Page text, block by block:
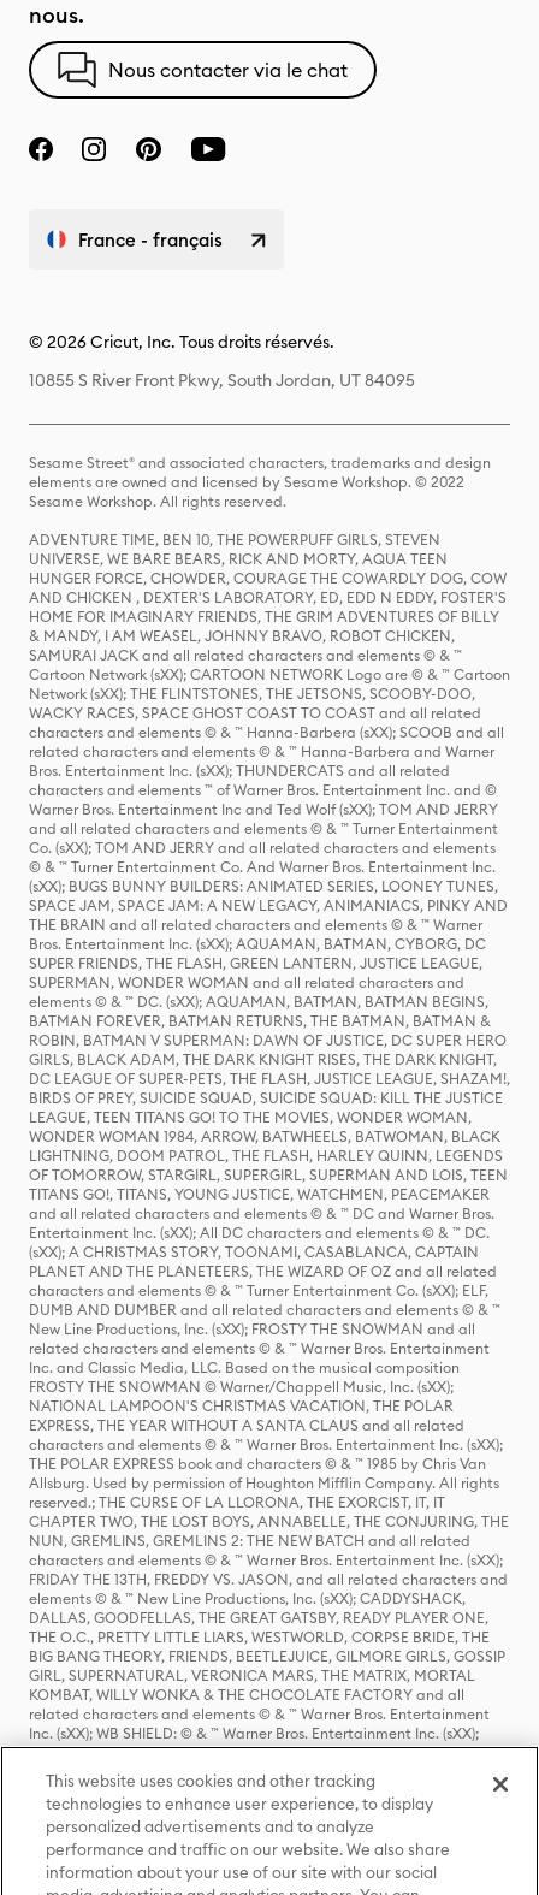
nous.
Nous contacter via le chat
France - français
© 2026 Cricut, Inc. Tous droits réservés.
10855 S River Front Pkwy, South Jordan, UT 84095
Sesame Street® and associated characters, trademarks and design
elements are owned and licensed by Sesame Workshop. © 2022
Sesame Workshop. All rights reserved.
ADVENTURE TIME, BEN 10, THE POWERPUFF GIRLS, STEVEN
UNIVERSE, WE BARE BEARS, RICK AND MORTY, AQUA TEEN
HUNGER FORCE, CHOWDER, COURAGE THE COWARDLY DOG, COW
AND CHICKEN , DEXTER'S LABORATORY, ED, EDD N EDDY, FOSTER'S
HOME FOR IMAGINARY FRIENDS, THE GRIM ADVENTURES OF BILLY
& MANDY, I AM WEASEL, JOHNNY BRAVO, ROBOT CHICKEN,
SAMURAI JACK and all related characters and elements © & ™
Cartoon Network (sXX); CARTOON NETWORK Logo are © & ™ Cartoon
Network (sXX); THE FLINTSTONES, THE JETSONS, SCOOBY-DOO,
WACKY RACES, SPACE GHOST COAST TO COAST and all related
characters and elements © & ™ Hanna-Barbera (sXX); SCOOB and all
related characters and elements © & ™ Hanna-Barbera and Warner
Bros. Entertainment Inc. (sXX); THUNDERCATS and all related
characters and elements ™ of Warner Bros. Entertainment Inc. and ©
Warner Bros. Entertainment Inc and Ted Wolf (sXX); TOM AND JERRY
and all related characters and elements © & ™ Turner Entertainment
Co. (sXX); TOM AND JERRY and all related characters and elements
© & ™ Turner Entertainment Co. And Warner Bros. Entertainment Inc.
(sXX); BUGS BUNNY BUILDERS: ANIMATED SERIES, LOONEY TUNES,
SPACE JAM, SPACE JAM: A NEW LEGACY, ANIMANIACS, PINKY AND
THE BRAIN and all related characters and elements © & ™ Warner
Bros. Entertainment Inc. (sXX); AQUAMAN, BATMAN, CYBORG, DC
SUPER FRIENDS, THE FLASH, GREEN LANTERN, JUSTICE LEAGUE,
SUPERMAN, WONDER WOMAN and all related characters and
elements © & ™ DC. (sXX); AQUAMAN, BATMAN, BATMAN BEGINS,
BATMAN FOREVER, BATMAN RETURNS, THE BATMAN, BATMAN &
ROBIN, BATMAN V SUPERMAN: DAWN OF JUSTICE, DC SUPER HERO
GIRLS, BLACK ADAM, THE DARK KNIGHT RISES, THE DARK KNIGHT,
DC LEAGUE OF SUPER-PETS, THE FLASH, JUSTICE LEAGUE, SHAZAM!,
BIRDS OF PREY, SUICIDE SQUAD, SUICIDE SQUAD: KILL THE JUSTICE
LEAGUE, TEEN TITANS GO! TO THE MOVIES, WONDER WOMAN,
WONDER WOMAN 1984, ARROW, BATWHEELS, BATWOMAN, BLACK
LIGHTNING, DOOM PATROL, THE FLASH, HARLEY QUINN, LEGENDS
OF TOMORROW, STARGIRL, SUPERGIRL, SUPERMAN AND LOIS, TEEN
TITANS GO!, TITANS, YOUNG JUSTICE, WATCHMEN, PEACEMAKER
and all related characters and elements © & ™ DC and Warner Bros.
Entertainment Inc. (sXX); All DC characters and elements © & ™ DC.
(sXX); A CHRISTMAS STORY, TOONAMI, CASABLANCA, CAPTAIN
PLANET AND THE PLANETEERS, THE WIZARD OF OZ and all related
characters and elements © & ™ Turner Entertainment Co. (sXX); ELF,
DUMB AND DUMBER and all related characters and elements © & ™
New Line Productions, Inc. (sXX); FROSTY THE SNOWMAN and all
related characters and elements © & ™ Warner Bros. Entertainment
Inc. and Classic Media, LLC. Based on the musical composition
FROSTY THE SNOWMAN © Warner/Chappell Music, Inc. (sXX);
NATIONAL LAMPOON'S CHRISTMAS VACATION, THE POLAR
EXPRESS, THE YEAR WITHOUT A SANTA CLAUS and all related
characters and elements © & ™ Warner Bros. Entertainment Inc. (sXX);
THE POLAR EXPRESS book and characters © & ™ 1985 by Chris Van
Allsburg. Used by permission of Houghton Mifflin Company. All rights
reserved.; THE CURSE OF LA LLORONA, THE EXORCIST, IT, IT
CHAPTER TWO, THE LOST BOYS, ANNABELLE, THE CONJURING, THE
NUN, GREMLINS, GREMLINS 2: THE NEW BATCH and all related
characters and elements © & ™ Warner Bros. Entertainment Inc. (sXX);
FRIDAY THE 13TH, FREDDY VS. JASON, and all related characters and
elements © & ™ New Line Productions, Inc. (sXX); CADDYSHACK,
DALLAS, GOODFELLAS, THE GREAT GATSBY, READY PLAYER ONE,
THE O.C., PRETTY LITTLE LIARS, WESTWORLD, CORPSE BRIDE, THE
BIG BANG THEORY, FRIENDS, BEETLEJUICE, GILMORE GIRLS, GOSSIP
GIRL, SUPERNATURAL, VERONICA MARS, THE MATRIX, MORTAL
KOMBAT, WILLY WONKA & THE CHOCOLATE FACTORY and all
related characters and elements © & ™ Warner Bros. Entertainment
Inc. (sXX); WB SHIELD: © & ™ Warner Bros. Entertainment Inc. (sXX);
HOUSE OF THE DRAGON, GAME OF THRONES, and all related
characters and elements © & ™ Home Box Office, Inc. (sXX); CHILLING
ADVENTURES OF SABRINA, RIVERDALE © & ™ Warner Bros.
Entertainment Inc. Archie Comics and all related characters and
elements © & ™ Archie Comic Publications, Inc. Used with permission.
(sXX); SEINFELD and all related characters and elements © & ™ Castle
Rock Entertainment. (sXX); TED LASSO © & ™ Warner Bros.
Entertainment Inc. & Universal Television LLC (sXX); THE HOBBIT: AN
This website uses cookies and other tracking
technologies to enhance user experience, to display
personalized advertisements and to analyze
performance and traffic on our website. We also share
information about your use of our site with our social